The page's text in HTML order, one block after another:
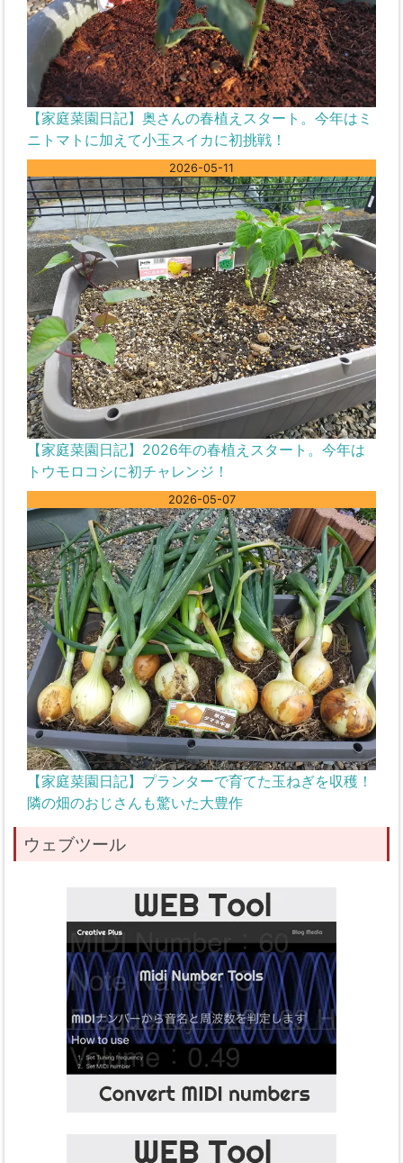
【家庭菜園日記】奥さんの春植えスタート。今年はミ
ニトマトに加えて小玉スイカに初挑戦！
2026-05-11
【家庭菜園日記】2026年の春植えスタート。今年は
トウモロコシに初チャレンジ！
2026-05-07
【家庭菜園日記】プランターで育てた玉ねぎを収穫！
隣の畑のおじさんも驚いた大豊作
ウェブツール